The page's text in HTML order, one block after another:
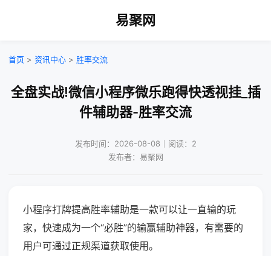
易聚网
首页 > 资讯中心 > 胜率交流
全盘实战!微信小程序微乐跑得快透视挂_插
件辅助器-胜率交流
发布时间：2026-08-08｜阅读：2
发布者：易聚网
小程序打牌提高胜率辅助是一款可以让一直输的玩
家，快速成为一个“必胜”的输赢辅助神器，有需要的
用户可通过正规渠道获取使用。